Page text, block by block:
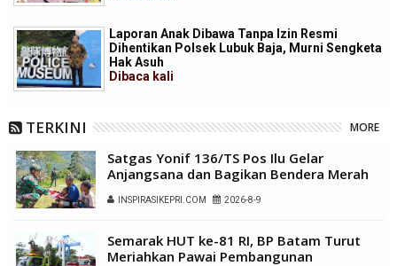
Laporan Anak Dibawa Tanpa Izin Resmi
Dihentikan Polsek Lubuk Baja, Murni Sengketa
Hak Asuh
Dibaca kali
TERKINI MORE
Satgas Yonif 136/TS Pos Ilu Gelar
Anjangsana dan Bagikan Bendera Merah
INSPIRASIKEPRI.COM 2026-8-9
Semarak HUT ke-81 RI, BP Batam Turut
Meriahkan Pawai Pembangunan